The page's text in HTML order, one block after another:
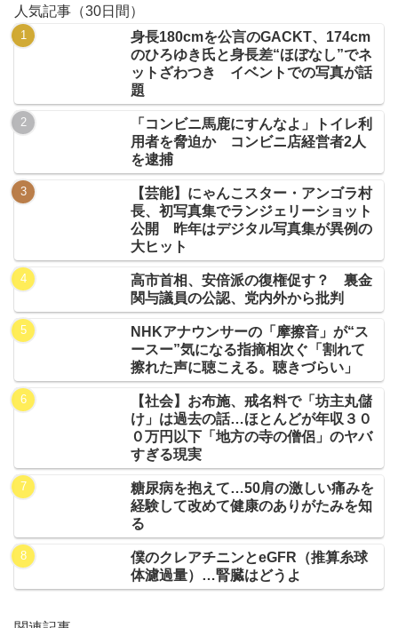
人気記事（30日間）
身長180cmを公言のGACKT、174cm
のひろゆき氏と身長差“ほぼなし”でネ
ットざわつき イベントでの写真が話
題
「コンビニ馬鹿にすんなよ」トイレ利
用者を脅迫か コンビニ店経営者2人
を逮捕
【芸能】にゃんこスター・アンゴラ村
長、初写真集でランジェリーショット
公開 昨年はデジタル写真集が異例の
大ヒット
高市首相、安倍派の復権促す？ 裏金
関与議員の公認、党内外から批判
NHKアナウンサーの「摩擦音」が“ス
ースー”気になる指摘相次ぐ「割れて
擦れた声に聴こえる。聴きづらい」
【社会】お布施、戒名料で「坊主丸儲
け」は過去の話…ほとんどが年収３０
０万円以下「地方の寺の僧侶」のヤバ
すぎる現実
糖尿病を抱えて…50肩の激しい痛みを
経験して改めて健康のありがたみを知
る
僕のクレアチニンとeGFR（推算糸球
体濾過量）…腎臓はどうよ